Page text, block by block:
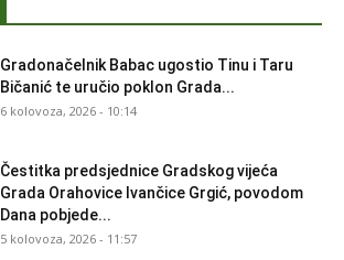
Gradonačelnik Babac ugostio Tinu i Taru
Bičanić te uručio poklon Grada...
6 kolovoza, 2026 - 10:14
Čestitka predsjednice Gradskog vijeća
Grada Orahovice Ivančice Grgić, povodom
Dana pobjede...
5 kolovoza, 2026 - 11:57